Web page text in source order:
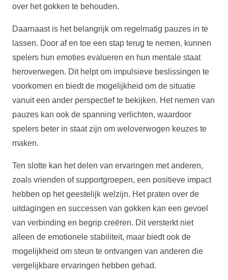
over het gokken te behouden.
Daarnaast is het belangrijk om regelmatig pauzes in te
lassen. Door af en toe een stap terug te nemen, kunnen
spelers hun emoties evalueren en hun mentale staat
heroverwegen. Dit helpt om impulsieve beslissingen te
voorkomen en biedt de mogelijkheid om de situatie
vanuit een ander perspectief te bekijken. Het nemen van
pauzes kan ook de spanning verlichten, waardoor
spelers beter in staat zijn om weloverwogen keuzes te
maken.
Ten slotte kan het delen van ervaringen met anderen,
zoals vrienden of supportgroepen, een positieve impact
hebben op het geestelijk welzijn. Het praten over de
uitdagingen en successen van gokken kan een gevoel
van verbinding en begrip creëren. Dit versterkt niet
alleen de emotionele stabiliteit, maar biedt ook de
mogelijkheid om steun te ontvangen van anderen die
vergelijkbare ervaringen hebben gehad.